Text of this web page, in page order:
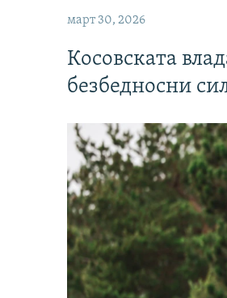
март 30, 2026
Косовската
безбедносни